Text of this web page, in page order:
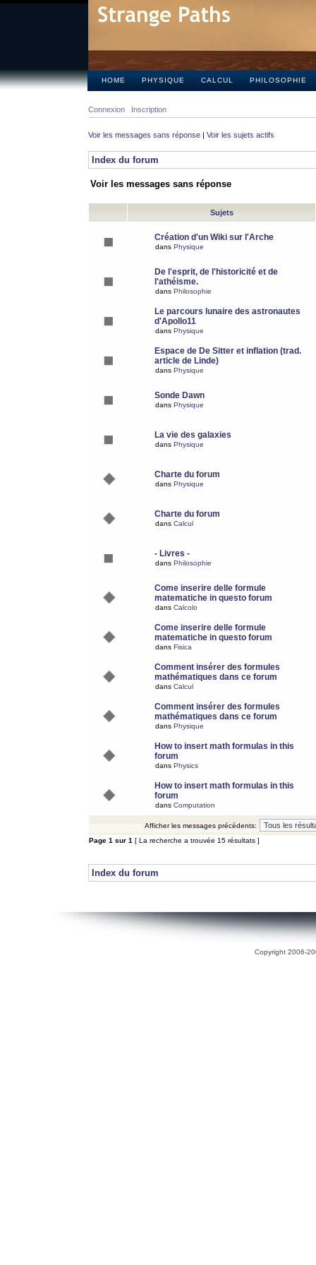
HOME PHYSIQUE CALCUL PHILOSOPHIE
Connexion Inscription
Voir les messages sans réponse | Voir les sujets actifs
Index du forum
Voir les messages sans réponse
Sujets
Création d'un Wiki sur l'Arche
dans Physique
De l'esprit, de l'historicité et de
l'athéisme.
dans Philosophie
Le parcours lunaire des astronautes
d'Apollo11
dans Physique
Espace de De Sitter et inflation (trad.
article de Linde)
dans Physique
Sonde Dawn
dans Physique
La vie des galaxies
dans Physique
Charte du forum
dans Physique
Charte du forum
dans Calcul
- Livres -
dans Philosophie
Come inserire delle formule
matematiche in questo forum
dans Calcolo
Come inserire delle formule
matematiche in questo forum
dans Fisica
Comment insérer des formules
mathématiques dans ce forum
dans Calcul
Comment insérer des formules
mathématiques dans ce forum
dans Physique
How to insert math formulas in this
forum
dans Physics
How to insert math formulas in this
forum
dans Computation
Afficher les messages précédents:
Page 1 sur 1 [ La recherche a trouvée 15 résultats ]
Index du forum
Copyright 2006-